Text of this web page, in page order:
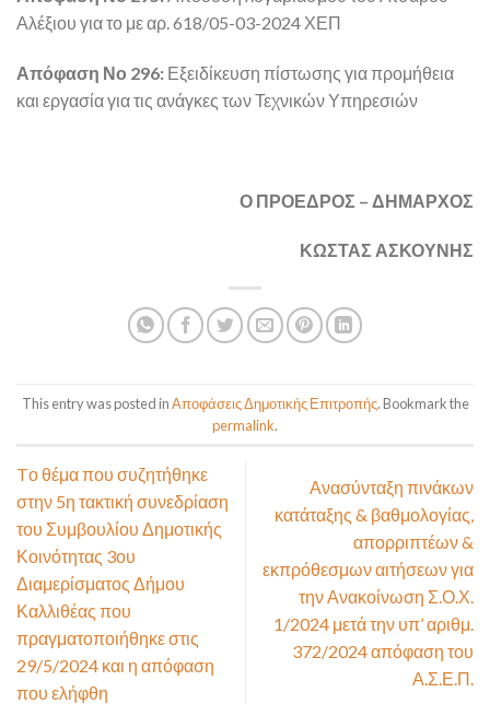
Αλέξιου για το με αρ. 618/05-03-2024 ΧΕΠ
Απόφαση Νο 296: Εξειδίκευση πίστωσης για προμήθεια
και εργασία για τις ανάγκες των Τεχνικών Υπηρεσιών
Ο ΠΡΟΕΔΡΟΣ – ΔΗΜΑΡΧΟΣ
ΚΩΣΤΑΣ ΑΣΚΟΥΝΗΣ
This entry was posted inΑποφάσεις Δημοτικής Επιτροπής. Bookmark the
permalink.
Tο θέμα που συζητήθηκε
στην 5η τακτική συνεδρίαση
του Συμβουλίου Δημοτικής
Κοινότητας 3ου
Διαμερίσματος Δήμου
Καλλιθέας που
πραγματοποιήθηκε στις
29/5/2024 και η απόφαση
που ελήφθη
Ανασύνταξη πινάκων
κατάταξης & βαθμολογίας,
απορριπτέων &
εκπρόθεσμων αιτήσεων για
την Ανακοίνωση Σ.Ο.Χ.
1/2024 μετά την υπ’ αριθμ.
372/2024 απόφαση του
Α.Σ.Ε.Π.